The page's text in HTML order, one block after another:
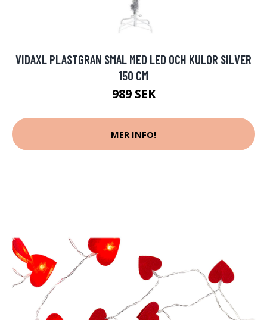
VIDAXL PLASTGRAN SMAL MED LED OCH KULOR SILVER
150 CM
989 SEK
MER INFO!